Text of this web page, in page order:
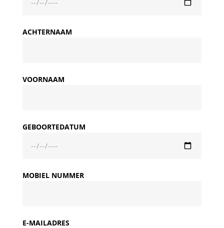
ACHTERNAAM
VOORNAAM
GEBOORTEDATUM
MOBIEL NUMMER
E-MAILADRES